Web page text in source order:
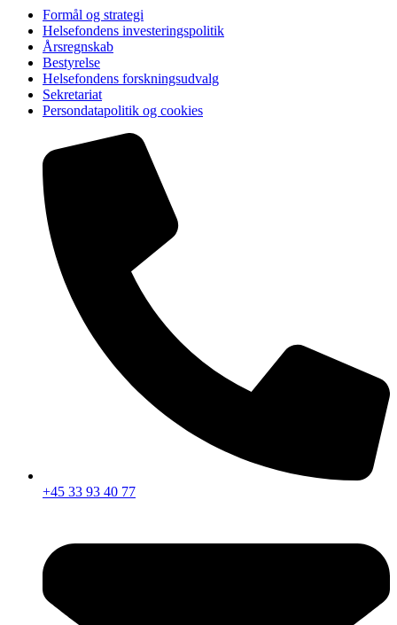
Formål og strategi
Helsefondens investeringspolitik
Årsregnskab
Bestyrelse
Helsefondens forskningsudvalg
Sekretariat
Persondatapolitik og cookies
+45 33 93 40 77